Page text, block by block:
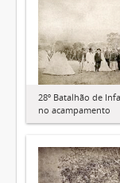
28º Batalhão de
no acampamento